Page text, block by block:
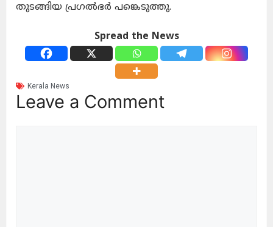
തുടങ്ങിയ പ്രഗൽഭർ പങ്കെടുത്തു.
Spread the News
Kerala News
Leave a Comment